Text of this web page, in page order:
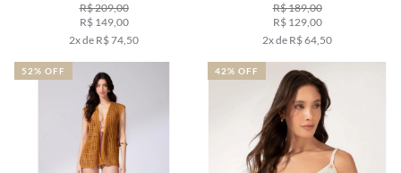
R$ 209,00
R$ 149,00
2x de R$ 74,50
R$ 189,00
R$ 129,00
2x de R$ 64,50
52% OFF 42% OFF